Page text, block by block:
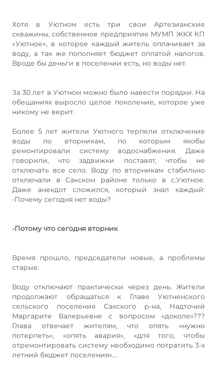
Хотя в Уютном есть три свои Артезианские
скважины, собственное предприятие МУМП ЖКХ КП
«Уютное», в которое каждый житель оплачивает за
воду, а так же пополняет бюджет оплатой налогов.
Вроде бы деньги в поселении есть, но воды нет.
За 30 лет в Уютном можно было навести порядки. На
обещаниях выросло целое поколение, которое уже
никому не верит.
Более 5 лет жители Уютного терпели отключение
воды по вторникам, по которым якобы
ремонтировали систему водоснабжения. Даже
говорили, что задвижки поставят, чтобы не
отключать все село. Воду по вторникам стабильно
отключали в Сакском районе только в с.Уютное.
Даже анекдот сложился, который знал каждый:
-Почему сегодня нет воды?
-Потому что сегодня вторник
Время прошло, председатели новые, а проблемы
старые.
Воду отключают практически через день. Жители
продолжают обращаться к Главе Уютненского
сельского поселения Сакского р-на, Надточий
Маргарите Валерьевне с вопросом «доколе»???
Глава отвечает жителям, что опять «нужно
потерпеть», «опять авария», «для того, чтобы
отремонтировать систему необходимо потратить 3-х
летний бюджет поселения»…